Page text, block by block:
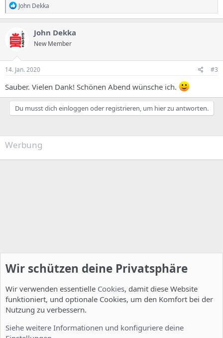
R
e
a
t
i
n
e
:
John Dekka
John Dekka
New Member
14. Jan. 2020 #3
Sauber. Vielen Dank! Schönen Abend wünsche ich.
Du musst dich einloggen oder registrieren, um hier zu antworten.
Werbung
Wir schützen deine Privatsphäre
Wir verwenden essentielle Cookies, damit diese Website
funktioniert, und optionale Cookies, um den Komfort bei der
Nutzung zu verbessern.
Siehe weitere Informationen und konfiguriere deine